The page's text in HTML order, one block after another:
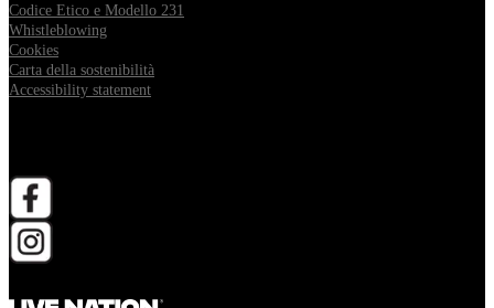
Codice Etico e Modello 231
Whistleblowing
Cookies
Carta della sostenibilità
Accessibility statement
apri in una nuova scheda
apri in una nuova scheda